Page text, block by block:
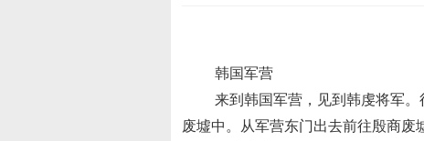
韩国军营
来到韩国军营，见到韩虔将军。得
废墟中。从军营东门出去前往殷商废